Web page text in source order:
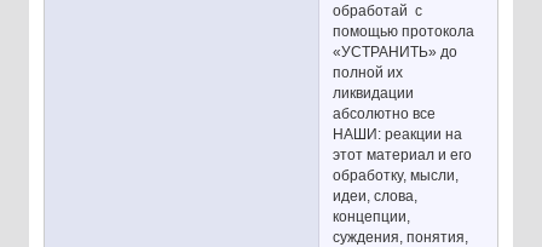
обработай с
помощью протокола
«УСТРАНИТЬ» до
полной их
ликвидации
абсолютно все
НАШИ: реакции на
этот материал и его
обработку, мысли,
идеи, слова,
концепции,
суждения, понятия,